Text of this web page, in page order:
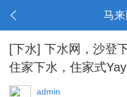
马
[下水] 下水网，沙登
住家下水，住家式
admin